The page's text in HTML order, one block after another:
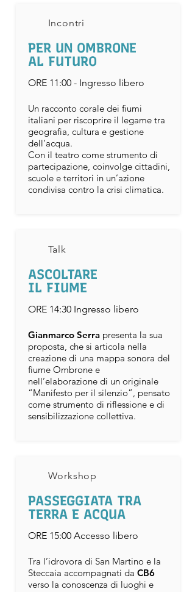
Incontri
PER UN OMBRONE
AL FUTURO
ORE 11:00 - Ingresso libero
​Un racconto corale dei fiumi
italiani per riscoprire il legame tra
geografia, cultura e gestione
dell’acqua.
Con il teatro come strumento di
partecipazione, coinvolge cittadini,
scuole e territori in un’azione
condivisa contro la crisi climatica.
Talk
ASCOLTARE
IL FIUME
ORE 14:30 Ingresso libero
Gianmarco Serrapresenta la sua
proposta, che si articola nella
creazione di una mappa sonora del
fiume Ombrone e
nell’elaborazione di un originale
“Manifesto per il silenzio”, pensato
come strumento di riflessione e di
sensibilizzazione collettiva.
Workshop
PASSEGGIATA TRA
TERRA E ACQUA
ORE 15:00 Accesso libero
Tra l’idrovora di San Martino e la
Steccaia accompagnati da CB6
verso la conoscenza di luoghi e